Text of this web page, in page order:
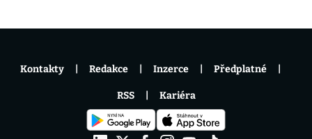
Kontakty Redakce Inzerce Předplatné
RSS Kariéra